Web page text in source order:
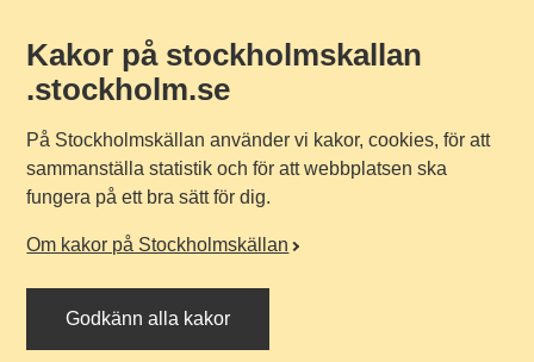
Kakor på stockholmskallan
.stockholm.se
På Stockholmskällan använder vi kakor, cookies, för att
sammanställa statistik och för att webbplatsen ska
fungera på ett bra sätt för dig.
Om kakor på Stockholmskällan
Godkänn alla kakor